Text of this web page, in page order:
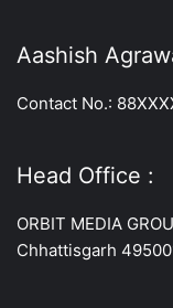
Aashish
Contact No.:
Head Office :
ORBIT MEDIA
Chhattisgarh